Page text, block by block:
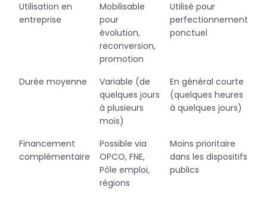
Utilisation en
entreprise
Mobilisable
pour
évolution,
reconversion,
promotion
Utilisé pour
perfectionnement
ponctuel
Durée moyenne
Variable (de
quelques jours
à plusieurs
mois)
En général courte
(quelques heures
à quelques jours)
Financement
complémentaire
Possible via
OPCO, FNE,
Pôle emploi,
régions
Moins prioritaire
dans les dispositifs
publics